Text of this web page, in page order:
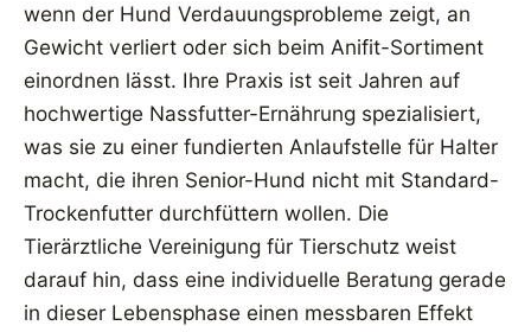
wenn der Hund Verdauungsprobleme zeigt, an
Gewicht verliert oder sich beim Anifit-Sortiment
einordnen lässt. Ihre Praxis ist seit Jahren auf
hochwertige Nassfutter-Ernährung spezialisiert,
was sie zu einer fundierten Anlaufstelle für Halter
macht, die ihren Senior-Hund nicht mit Standard-
Trockenfutter durchfüttern wollen. Die
Tierärztliche Vereinigung für Tierschutz weist
darauf hin, dass eine individuelle Beratung gerade
in dieser Lebensphase einen messbaren Effekt